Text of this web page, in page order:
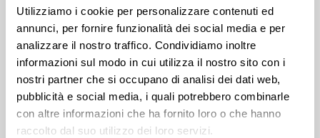
Utilizziamo i cookie per personalizzare contenuti ed
annunci, per fornire funzionalità dei social media e per
analizzare il nostro traffico. Condividiamo inoltre
informazioni sul modo in cui utilizza il nostro sito con i
nostri partner che si occupano di analisi dei dati web,
pubblicità e social media, i quali potrebbero combinarle
con altre informazioni che ha fornito loro o che hanno
raccolto dal suo utilizzo dei loro servizi.
Adriana P.